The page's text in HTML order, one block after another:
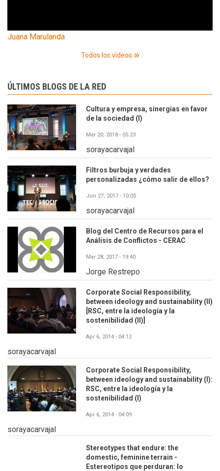
Juana Marulanda
Todos los vídeos
ÚLTIMOS BLOGS DE LA RED
Cultura y empresa, sinergias en favor
de la sociedad (I)
Mar 20, 2018 - 05:23
sorayacarvajal
Filtros burbuja y verdades
personalizadas ¿cómo salir de ellos?
Jun 27, 2017 - 10:05
sorayacarvajal
Blog del Centro de Recursos para el
Análisis de Conflictos - CERAC
Mar 28, 2017 - 19:40
Jorge Restrepo
Corporate Social Responsibility,
between ideology and sustainability (II)
[RSC, entre la ideología y la
sostenibilidad (II)]
Apr 6, 2014 - 04:12
sorayacarvajal
Corporate Social Responsibility,
between ideology and sustainability (I):
RSC, entre la ideología y la
sostenibilidad (I)
Apr 6, 2014 - 04:09
sorayacarvajal
Stereotypes that endure: the
domestic, feminine terrain -
Estereotipos que perduran: lo